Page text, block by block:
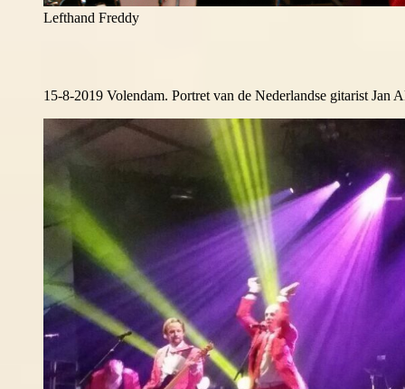
Lefthand Freddy
15-8-2019 Volendam. Portret van de Nederlandse gitarist Jan